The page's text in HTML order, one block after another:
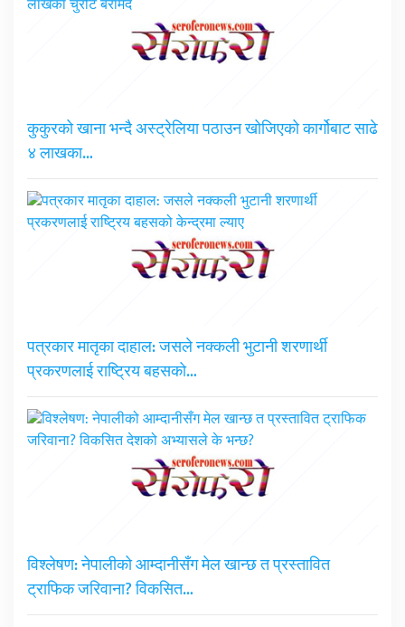
कुकुरको खाना भन्दै अस्ट्रेलिया पठाउन खोजिएको कार्गोबाट साढे
४ लाखका…
पत्रकार मातृका दाहाल: जसले नक्कली भुटानी शरणार्थी
प्रकरणलाई राष्ट्रिय बहसको…
विश्लेषण: नेपालीको आम्दानीसँग मेल खान्छ त प्रस्तावित
ट्राफिक जरिवाना? विकसित…